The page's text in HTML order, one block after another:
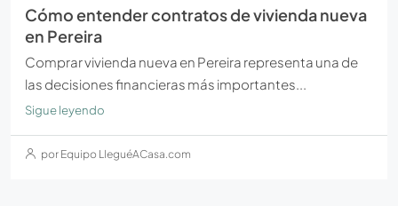
Cómo entender contratos de vivienda nueva
en Pereira
Comprar vivienda nueva en Pereira representa una de
las decisiones financieras más importantes...
Sigue leyendo
por Equipo LleguéACasa.com